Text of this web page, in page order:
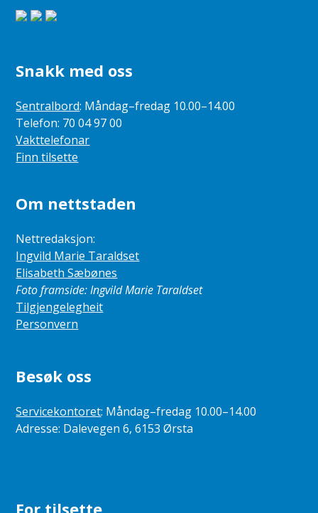
Snakk med oss
Sentralbord: Måndag–fredag 10.00–14.00
Telefon: 70 04 97 00
Vakttelefonar
Finn tilsette
Om nettstaden
Nettredaksjon:
Ingvild Marie Taraldset
Elisabeth Sæbønes
Foto framside: Ingvild Marie Taraldset
Tilgjengelegheit
Personvern
Besøk oss
Servicekontoret: Måndag–fredag 10.00–14.00
Adresse: Dalevegen 6, 6153 Ørsta
For tilsette